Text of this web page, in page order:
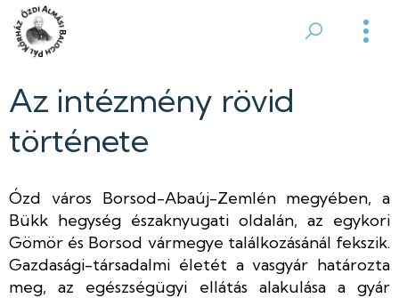
Ugrás
tartalomraÓzdi
Almási
Balogh
Kórház
Az intézmény rövid
története
Ózd város Borsod-Abaúj-Zemlén megyében, a
Bükk hegység északnyugati oldalán, az egykori
Gömör és Borsod vármegye találkozásánál fekszik.
Gazdasági-társadalmi életét a vasgyár határozta
meg, az egészségügyi ellátás alakulása a gyár